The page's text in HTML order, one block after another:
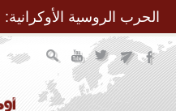
الحرب الروسية